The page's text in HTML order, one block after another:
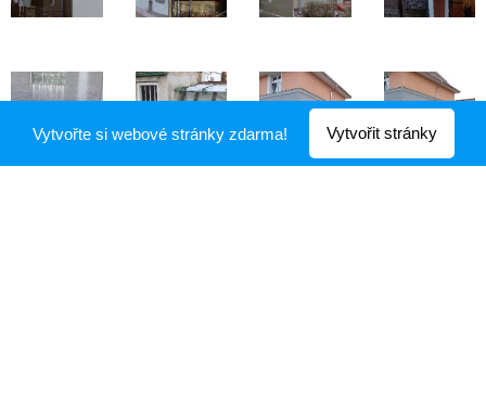
Vytvořte si webové stránky zdarma! Vytvořit stránky